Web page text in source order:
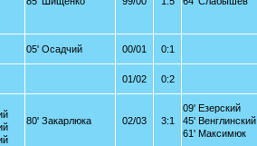
05' Осадчий 00/01 0:1
01/02 0:2
80' Закарлюка 02/03 3:1
09' Езерский
45' Венглинский
61' Максимюк